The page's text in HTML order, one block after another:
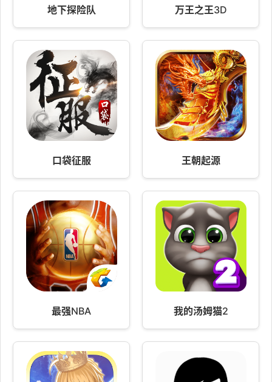
地下探险队 万王之王3D
口袋征服 王朝起源
最强NBA 我的汤姆猫2